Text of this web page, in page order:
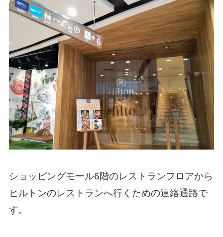
ショッピングモール6階のレストランフロアから
ヒルトンのレストランへ行くための連絡通路で
す。